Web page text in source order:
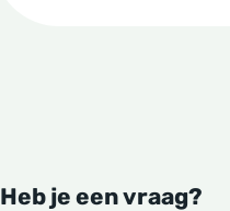
Heb je een vraag?